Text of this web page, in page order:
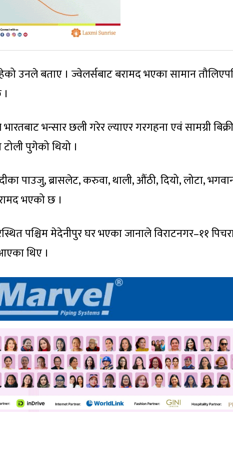
उनले बताए । ज्वेलर्सबाट बरामद भएका सामान
भन्सार छली गरेर ल्याएर गरगहना एवं सामग्री
पुगेको थियो ।
पाउजु, ब्रासलेट, करुवा, थाली, औंठी, दियो, लोटा,
भएको छ ।
पश्चिम मेदेनीपुर घर भएका जानाले विराटनगर–११
थिए ।